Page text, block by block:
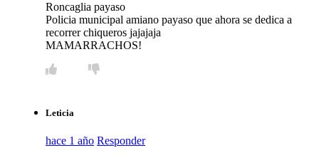
Roncaglia payaso
Policia municipal amiano payaso que ahora se dedica a
recorrer chiqueros jajajaja
MAMARRACHOS!
Leticia
hace 1 año Responder